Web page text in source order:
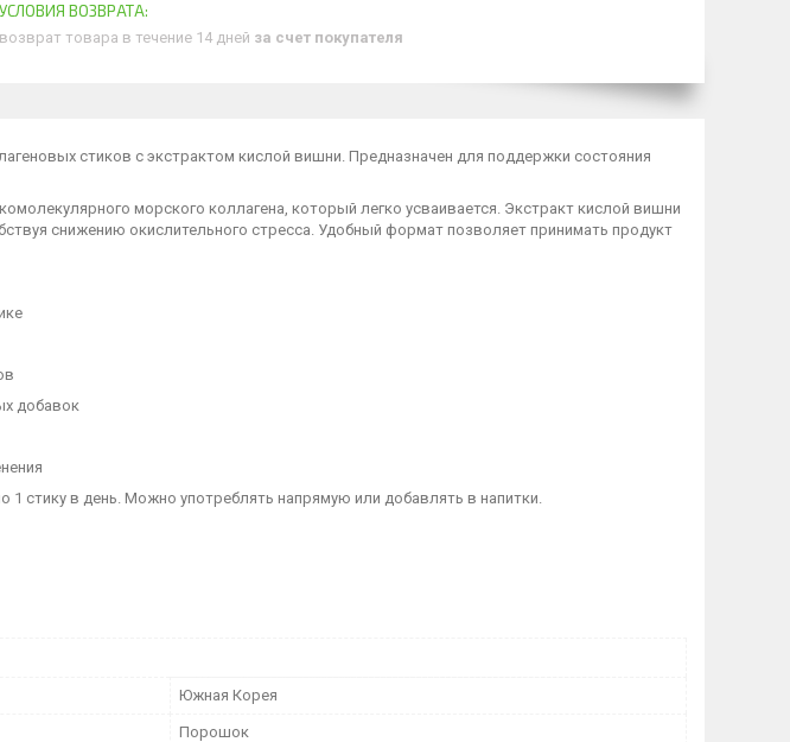
возврат товара в течение 14 дней за счет покупателя
стиков с экстрактом кислой вишни. Предназначен для поддержки состояния
морского коллагена, который легко усваивается. Экстракт кислой вишни
снижению окислительного стресса. Удобный формат позволяет принимать продукт
добавок
1 стику в день. Можно употреблять напрямую или добавлять в напитки.
Южная Корея
Порошок